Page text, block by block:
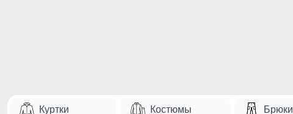
Куртки Костюмы Брюки